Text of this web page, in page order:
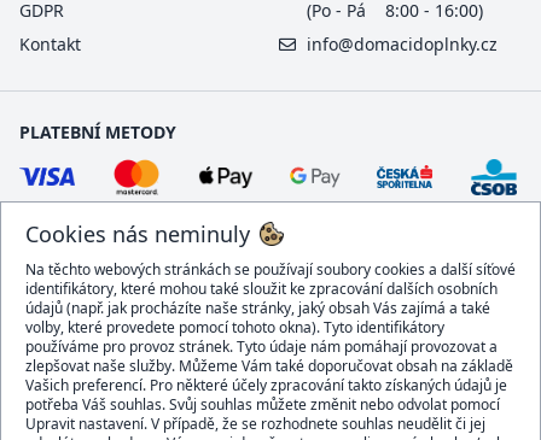
Cookies nás neminuly
Na těchto webových stránkách se používají soubory cookies a další síťové
identifikátory, které mohou také sloužit ke zpracování dalších osobních
údajů (např. jak procházíte naše stránky, jaký obsah Vás zajímá a také
volby, které provedete pomocí tohoto okna). Tyto identifikátory
používáme pro provoz stránek. Tyto údaje nám pomáhají provozovat a
zlepšovat naše služby. Můžeme Vám také doporučovat obsah na základě
Vašich preferencí. Pro některé účely zpracování takto získaných údajů je
potřeba Váš souhlas. Svůj souhlas můžete změnit nebo odvolat pomocí
Upravit nastavení. V případě, že se rozhodnete souhlas neudělit či jej
GDPR
Kontakt
(Po - Pá 8:00 - 16:00)
info@domacidoplnky.cz
PLATEBNÍ METODY
DOPRAVCI